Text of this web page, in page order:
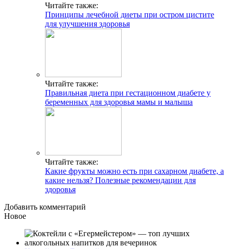
Читайте также:
Принципы лечебной диеты при остром цистите
для улучшения здоровья
Читайте также:
Правильная диета при гестационном диабете у
беременных для здоровья мамы и малыша
Читайте также:
Какие фрукты можно есть при сахарном диабете, а
какие нельзя? Полезные рекомендации для
здоровья
Добавить комментарий
Новое